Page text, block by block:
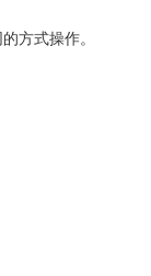
方式操作。